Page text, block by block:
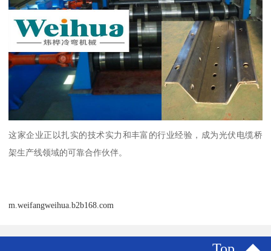
这家企业正以扎实的技术实力和丰富的行业经验，成为光伏电缆桥
架生产线领域的可靠合作伙伴。
m.weifangweihua.b2b168.com